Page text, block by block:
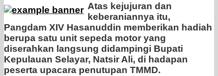
Atas kejujuran dan
keberaniannya itu,
Pangdam XIV Hasanuddin memberikan hadiah
berupa satu unit sepeda motor yang
diserahkan langsung didampingi Bupati
Kepulauan Selayar, Natsir Ali, di hadapan
peserta upacara penutupan TMMD.